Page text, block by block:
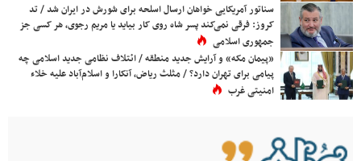
سناتور آمریکایی خواهان ارسال اسلحه برای شورش در ایران شد / تد
کروز: فرقی نمی‌کند پسر شاه روی کار بیاید یا مریم رجوی، هر کسی جز
جمهوری اسلامی
«پیمان مکه» و آرایش جدید منطقه / ائتلاف نظامی جدید اسلامی چه
پیامی برای تهران دارد؟ / مثلث ریاض، آنکارا و اسلام‌آباد علیه خلاء
امنیتی غرب